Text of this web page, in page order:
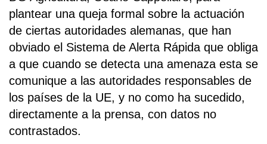
plantear una queja formal sobre la actuación
de ciertas autoridades alemanas, que han
obviado el Sistema de Alerta Rápida que obliga
a que cuando se detecta una amenaza esta se
comunique a las autoridades responsables de
los países de la UE, y no como ha sucedido,
directamente a la prensa, con datos no
contrastados.